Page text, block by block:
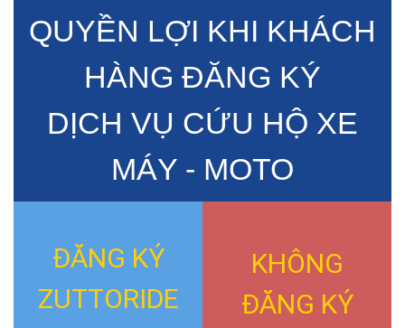
QUYỀN LỢI KHI KHÁCH
HÀNG ĐĂNG KÝ
DỊCH VỤ CỨU HỘ XE
MÁY - MOTO
ĐĂNG KÝ
ZUTTORIDE
KHÔNG
ĐĂNG KÝ